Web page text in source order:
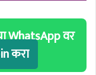
WhatsApp वर
करा